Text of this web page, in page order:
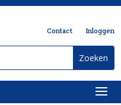
Contact Inloggen